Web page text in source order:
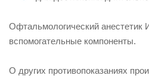
Офтальмологический анестетик
вспомогательные компоненты.
О других противопоказаниях